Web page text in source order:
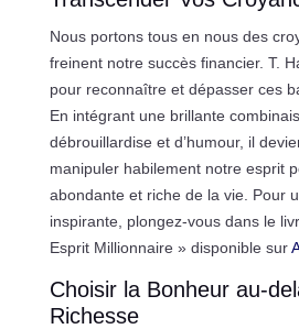
Nous portons tous en nous des
freinent notre succès financier. T.
pour reconnaître et dépasser ces
En intégrant une brillante
débrouillardise et d’humour, il
manipuler habilement notre esprit
abondante et riche de la vie. Pour
inspirante, plongez-vous dans le
Esprit Millionnaire » disponible sur
Choisir la Bonheur au-
Richesse